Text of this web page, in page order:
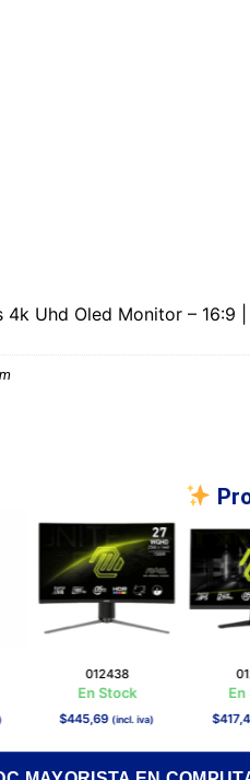
Uhd Oled Monitor – 16:9
012438
En Stock
$445,69 (incl. iva)
En
$